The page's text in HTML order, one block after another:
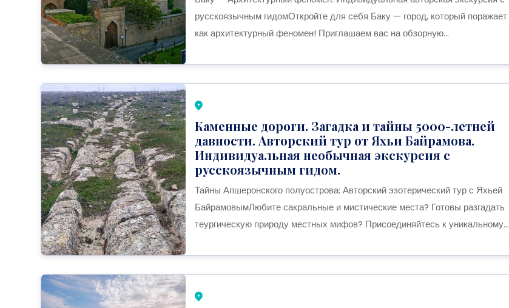
русскоязычным гидомОткройте для себя Баку — город, который поражает
как архитектурный феномен! Приглашаем вас на обзорную...
Каменные дороги. Загадка и тайны 5000-летней
давности. Авторский тур от Яхьи Байрамова.
Индивидуальная необычная экскурсия с
русскоязычным гидом.
Тайны Апшеронского полуострова: Авторский эзотерический тур с Яхьей
БайрамовымЛюбите сакральные и мистические места? Готовы разгадать
теургическую природу местных мифов? Присоединяйтесь к уникальному...